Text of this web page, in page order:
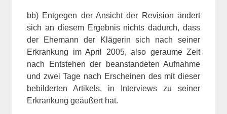
bb) Entgegen der Ansicht der Revision ändert
sich an diesem Ergebnis nichts dadurch, dass
der Ehemann der Klägerin sich nach seiner
Erkrankung im April 2005, also geraume Zeit
nach Entstehen der beanstandeten Aufnahme
und zwei Tage nach Erscheinen des mit dieser
bebilderten Artikels, in Interviews zu seiner
Erkrankung geäußert hat.